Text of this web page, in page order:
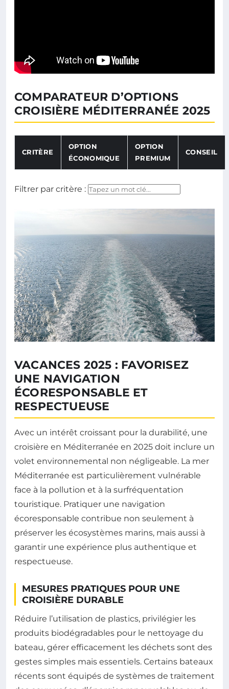
COMPARATEUR D’OPTIONS
CROISIÈRE MÉDITERRANÉE 2025
CRITÈRE
OPTION
ÉCONOMIQUE
OPTION
PREMIUM
CONSEIL
Filtrer par critère :
VACANCES 2025 : FAVORISEZ
UNE NAVIGATION
ÉCORESPONSABLE ET
RESPECTUEUSE
Avec un intérêt croissant pour la durabilité, une
croisière en Méditerranée en 2025 doit inclure un
volet environnemental non négligeable. La mer
Méditerranée est particulièrement vulnérable
face à la pollution et à la surfréquentation
touristique. Pratiquer une navigation
écoresponsable contribue non seulement à
préserver les écosystèmes marins, mais aussi à
garantir une expérience plus authentique et
respectueuse.
MESURES PRATIQUES POUR UNE
CROISIÈRE DURABLE
Réduire l’utilisation de plastics, privilégier les
produits biodégradables pour le nettoyage du
bateau, gérer efficacement les déchets sont des
gestes simples mais essentiels. Certains bateaux
récents sont équipés de systèmes de traitement